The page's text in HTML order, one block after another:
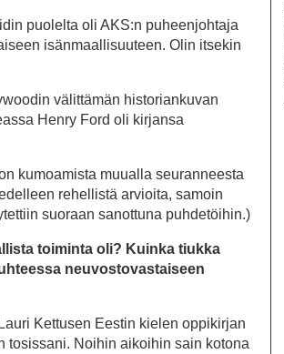
puolelta oli AKS:n puheenjohtaja
isänmaallisuuteen. Olin itsekin
välittämän historiankuvan
Henry Ford oli kirjansa
kumoamista muualla seuranneesta
rehellistä arvioita, samoin
suoraan sanottuna puhdetöihin.)
toiminta oli? Kuinka tiukka
neuvostovastaiseen
Kettusen Eestin kielen oppikirjan
tosissani. Noihin aikoihin sain kotona